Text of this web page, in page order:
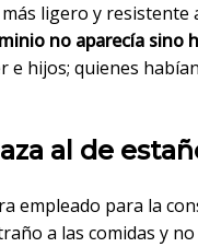
ligero y resistente
no aparecía sino
e hijos; quienes
al de
empleado para la
a las comidas y